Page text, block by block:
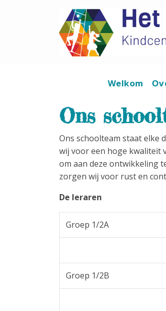
Welkom
Ons
Ons schoolteam staat elke
wij voor een hoge kwaliteit
om aan deze ontwikkeling
zorgen wij voor rust en
De leraren
Groep 1/2A
Groep 1/2B